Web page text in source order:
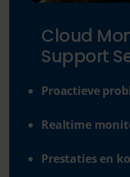
Cloud
Support
Proactieve
Realtime
Prestaties en